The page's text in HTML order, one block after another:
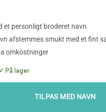
et personligt broderet navn
afstemmes smukt med et fint
omkostninger
På lager
TILPAS MED NAVN